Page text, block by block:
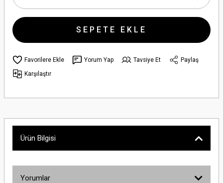
SEPETE EKLE
Yorum Yap Tavsiye Et
Paylaş
Karşılaştır
Ürün Bilgisi
Yorumlar